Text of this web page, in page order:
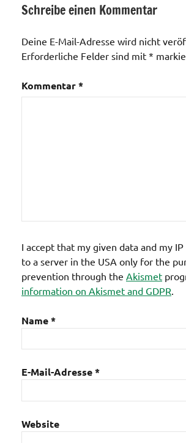
Veränderungen /
/Verbesserungen..
Schreibe einen Kommentar
Deine E-Mail-Adresse wird nicht
Erforderliche Felder sind mit *
Kommentar*
I accept that my given data and my
to a server in the USA only for the
prevention through the Akismet
information on Akismet and GDPR
Name*
E-Mail-Adresse*
Website